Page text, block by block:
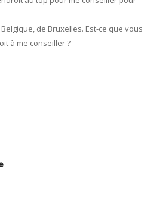
de Bruxelles. Est-ce que vous
à me conseiller ?